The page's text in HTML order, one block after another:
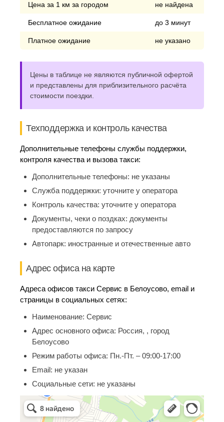
Цена за 1 км за городом не найдена
Бесплатное ожидание до 3 минут
Платное ожидание не указано
Цены в таблице не являются публичной офертой
и представлены для приблизительного расчёта
стоимости поездки.
Техподдержка и контроль качества
Дополнительные телефоны службы поддержки,
контроля качества и вызова такси:
Дополнительные телефоны: не указаны
Служба поддержки: уточните у оператора
Контроль качества: уточните у оператора
Документы, чеки о поздках: документы
предоставляются по запросу
Автопарк: иностранные и отечественные авто
Адрес офиса на карте
Адреса офисов такси Сервис в Белоусово, email и
страницы в социальных сетях:
Наименование: Сервис
Адрес основного офиса: Россия, , город
Белоусово
Режим работы офиса: Пн.-Пт. – 09:00-17:00
Email: не указан
Социальные сети: не указаны